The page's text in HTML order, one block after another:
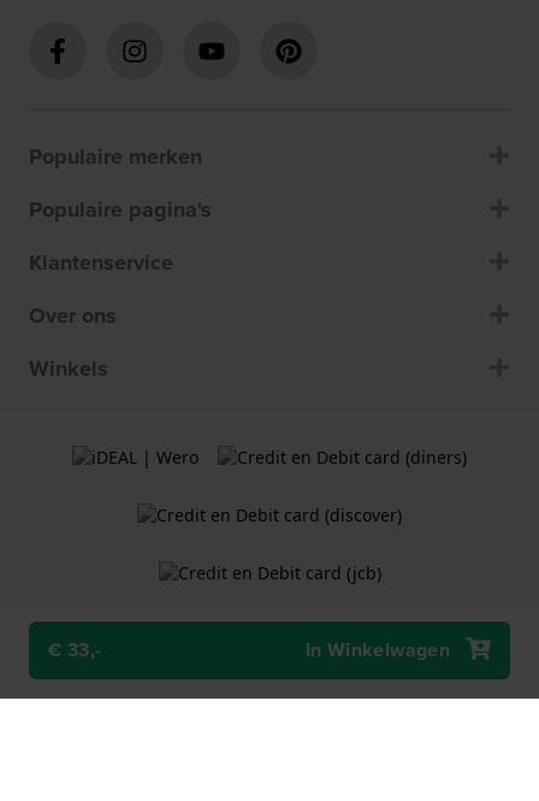
€ 33,- In Winkelwagen
Populaire merken
Populaire pagina's
Klantenservice
Over ons
Winkels